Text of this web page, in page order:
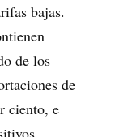
bajas.
de los
de
ciento, e